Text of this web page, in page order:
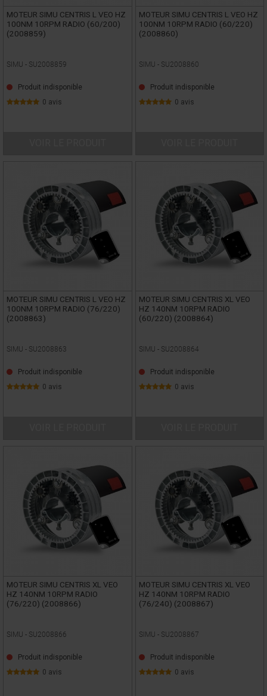
MOTEUR SIMU CENTRIS L VEO HZ
100NM 10RPM RADIO (60/200)
(2008859)
SIMU - SU2008859
Produit indisponible
0 avis
MOTEUR SIMU CENTRIS L VEO HZ
100NM 10RPM RADIO (60/220)
(2008860)
SIMU - SU2008860
Produit indisponible
0 avis
MOTEUR SIMU CENTRIS L VEO HZ
100NM 10RPM RADIO (76/220)
(2008863)
SIMU - SU2008863
Produit indisponible
0 avis
MOTEUR SIMU CENTRIS XL VEO
HZ 140NM 10RPM RADIO
(60/220) (2008864)
SIMU - SU2008864
Produit indisponible
0 avis
MOTEUR SIMU CENTRIS XL VEO
HZ 140NM 10RPM RADIO
(76/220) (2008866)
SIMU - SU2008866
Produit indisponible
0 avis
MOTEUR SIMU CENTRIS XL VEO
HZ 140NM 10RPM RADIO
(76/240) (2008867)
SIMU - SU2008867
Produit indisponible
0 avis